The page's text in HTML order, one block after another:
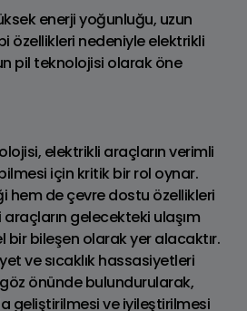
enerji yoğunluğu, uzun
özellikleri nedeniyle elektrikli
pil teknolojisi olarak öne
elektrikli araçların verimli
için kritik bir rol oynar.
hem de çevre dostu özellikleri
gelecekteki ulaşım
bileşen olarak yer alacaktır.
ve sıcaklık hassasiyetleri
önünde bulundurularak,
geliştirilmesi ve iyileştirilmesi